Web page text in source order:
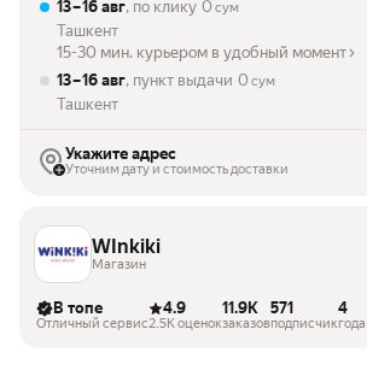
13 – 16 авг, по клику 0 сум
Ташкент
15-30 мин. курьером в удобный момент
13 – 16 авг, пункт выдачи 0 сум
Ташкент
Укажите адрес
Уточним дату и стоимость доставки
WInkiki
Магазин
В топе
Отличный сервис
4.9
2.5K оценок
11.9K
заказов
571
подписчик
4